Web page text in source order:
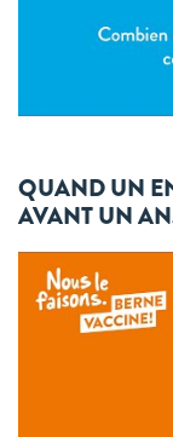
QUAND UN
AVANT UN